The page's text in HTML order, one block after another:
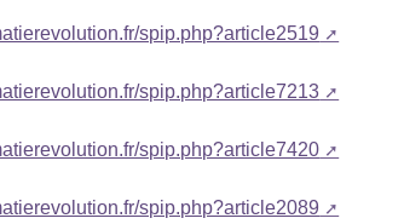
spip.php?article2519
spip.php?article7213
spip.php?article7420
spip.php?article2089